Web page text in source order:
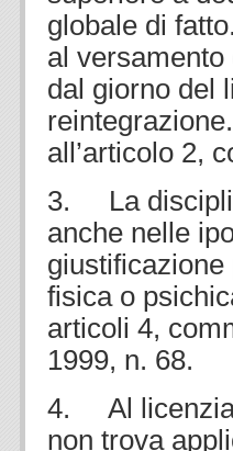
globale di
al
dal giorno del
all’articolo 2,
3. La
anche nelle
giustificazione
fisica o
articoli 4,
1999, n. 68.
4. Al
non trova